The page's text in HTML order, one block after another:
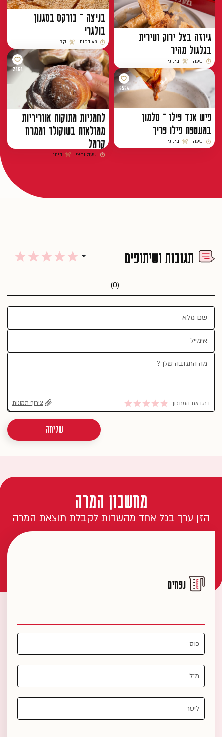
גיוזה בצל ירוק ועירית
בגלגול מהיר
זמן הכנה
שעה
רמת קושי
בינוני
בניצה – בורקס בסגנון
בולגרי
זמן הכנה
45 דקות
רמת קושי
קל
6564
פיש אנד פילו – סלמון
במעטפת פילו פריך
זמן הכנה
שעה
רמת קושי
בינוני
2464
לחמניות מתוקות אווריריות
ממולאות בשוקולד וממרח
קרמל
זמן הכנה
שעה וחצי
רמת קושי
בינוני
תגובות ושיתופים
(0)
דרגו את המתכון צירוף תמונות
שליחה
מחשבון המרה
הזן ערך בכל אחד מהשדות לקבלת תוצאת המרה
נפחים